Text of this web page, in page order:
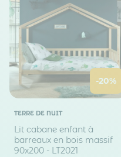
-20%
TERRE DE NUIT
Lit cabane enfant à
barreaux en bois massif
90x200 - LT2021